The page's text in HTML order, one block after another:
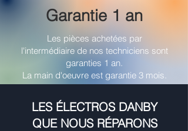
Garantie 1 an
Les pièces achetées par
l'intermédiaire de nos techniciens sont
garanties 1 an.
La main d'oeuvre est garantie 3 mois.
LES ÉLECTROS DANBY
QUE NOUS RÉPARONS